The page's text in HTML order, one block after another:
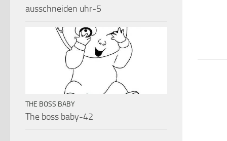
ausschneiden uhr-5
THE BOSS BABY
The boss baby-42